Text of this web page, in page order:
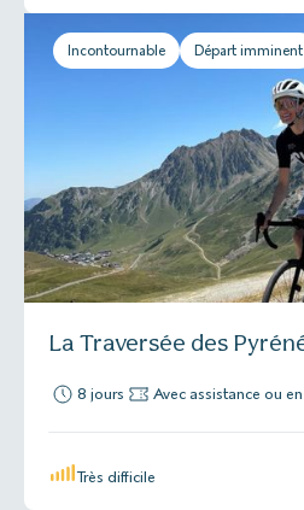
Incontournable Départ imminent
La Traversée des
8 jours Avec assistance ou
Très difficile